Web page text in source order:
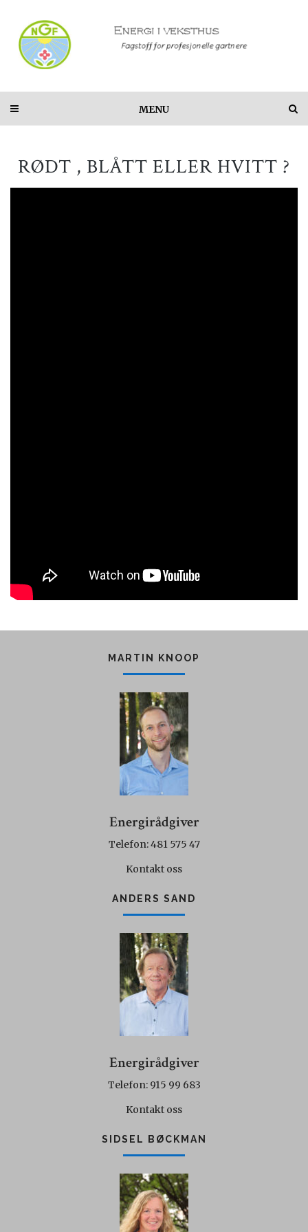
MENU
RØDT , BLÅTT ELLER HVITT ?
MARTIN KNOOP
Energirådgiver
Telefon: 481 575 47
Kontakt oss
ANDERS SAND
Energirådgiver
Telefon: 915 99 683
Kontakt oss
SIDSEL BØCKMAN